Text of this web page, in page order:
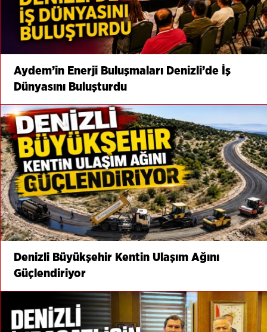
Aydem’in Enerji Buluşmaları Denizli’de İş
Dünyasını Buluşturdu
Denizli Büyükşehir Kentin Ulaşım Ağını
Güçlendiriyor